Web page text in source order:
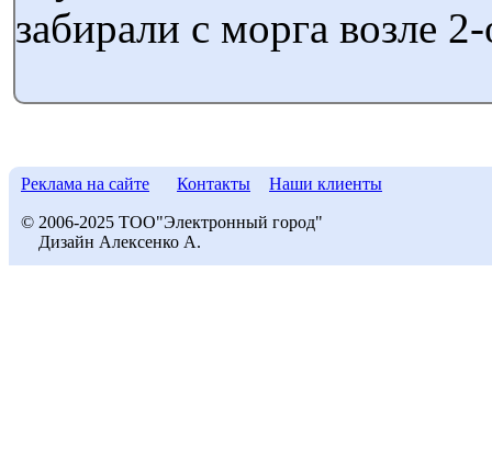
забирали с морга возле
Реклама на сайте Контакты Наши клиенты
© 2006-2025 ТОО"Электронный город"
Дизайн Алексенко А.